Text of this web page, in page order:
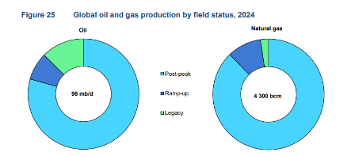
Captura
desde
2026-
02-
06
10-